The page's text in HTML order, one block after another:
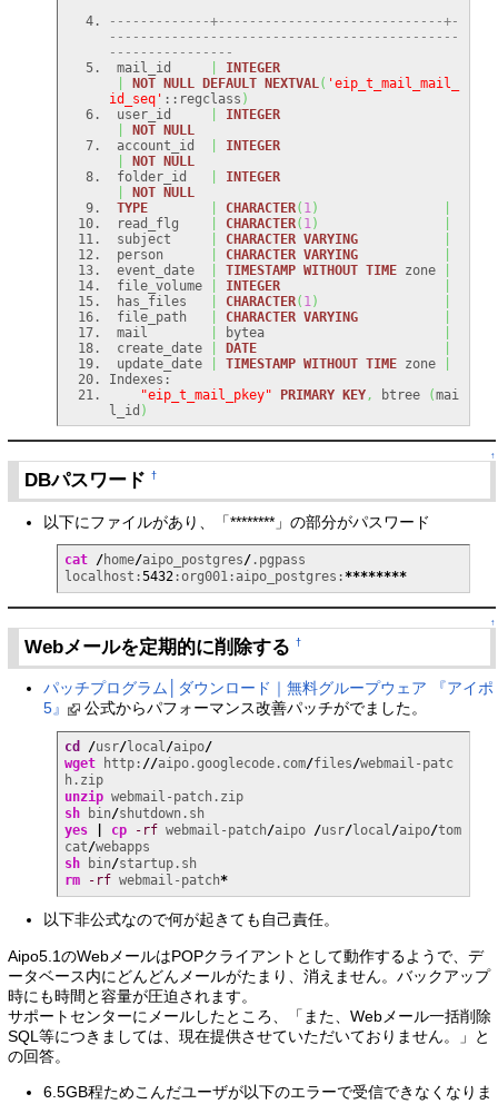
-------------+-----------------------------+-
---------------------------------------------
----------------
mail_id
INTEGER
NOT NULL DEFAULT NEXTVAL( 'eip_t_mail_mail_
id_seq' ::regclass )
user_id
INTEGER
NOT
NULL
account_id
INTEGER
NOT
NULL
folder_id
INTEGER
NOT
NULL
TYPE
CHARACTER( 1)
read_flg
CHARACTER( 1)
subject
CHARACTER VARYING
person
CHARACTER VARYING
event_date
TIMESTAMP WITHOUT TIME zone
file_volume
INTEGER
has_files
CHARACTER( 1)
file_path
CHARACTER VARYING
mail
bytea
create_date
DATE
update_date
TIMESTAMP WITHOUT TIME zone
"eip_t_mail_pkey"
PRIMARY KEY, btree (mai
l_id )
↑
DBパスワード†
以下にファイルがあり、「********」の部分がパスワード
cat /home/aipo_postgres/.pgpass
localhost:5432:org001:aipo_postgres:********
↑
Webメールを定期的に削除する†
パッチプログラム│ダウンロード｜無料グループウェア 『アイポ
5』
公式からパフォーマンス改善パッチがでました。
cd /usr/local/aipo/
wget http: //aipo.googlecode.com/files/webmail-patc
h.zip
unzip
webmail-patch.zip
sh bin/
shutdown.sh
yes
cp -rf webmail-patch/aipo /usr/local/aipo/tom
cat/
sh bin/
startup.sh
rm
-rf webmail-patch*
以下非公式なので何が起きても自己責任。
Aipo5.1のWebメールはPOPクライアントとして動作するようで、デ
ータベース内にどんどんメールがたまり、消えません。バックアップ
時にも時間と容量が圧迫されます。
サポートセンターにメールしたところ、「また、Webメール一括削除
SQL等につきましては、現在提供させていただいておりません。」と
の回答。
6.5GB程ためこんだユーザが以下のエラーで受信できなくなりま